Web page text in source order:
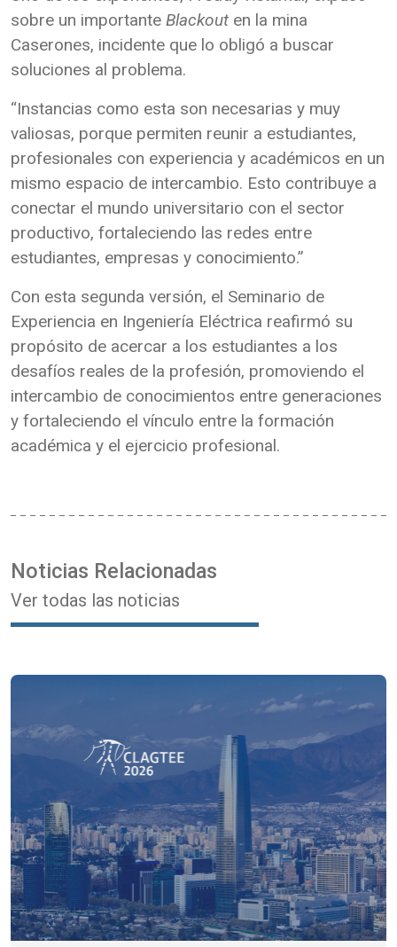
sobre un importante Blackout en la mina
Caserones, incidente que lo obligó a buscar
soluciones al problema.
“Instancias como esta son necesarias y muy
valiosas, porque permiten reunir a estudiantes,
profesionales con experiencia y académicos en un
mismo espacio de intercambio. Esto contribuye a
conectar el mundo universitario con el sector
productivo, fortaleciendo las redes entre
estudiantes, empresas y conocimiento.”
Con esta segunda versión, el Seminario de
Experiencia en Ingeniería Eléctrica reafirmó su
propósito de acercar a los estudiantes a los
desafíos reales de la profesión, promoviendo el
intercambio de conocimientos entre generaciones
y fortaleciendo el vínculo entre la formación
académica y el ejercicio profesional.
Noticias Relacionadas
Ver todas las noticias